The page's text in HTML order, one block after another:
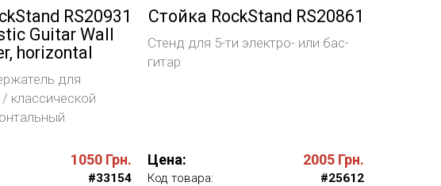
RS20931
Guitar Wall
horizontal
для
классической
1050 Грн.
#33154
Стойка RockStand RS20861
Стенд для 5-ти электро- или бас-
гитар
Цена: 2005 Грн.
Код товара: #25612